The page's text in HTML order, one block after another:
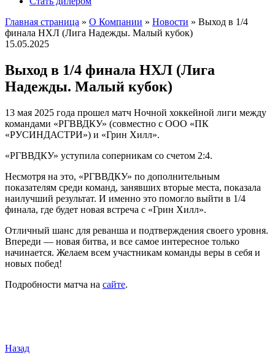
Главная страница » О Компании » Новости » Выход в 1/4
финала НХЛ (Лига Надежды. Малый кубок)
15.05.2025
Выход в 1/4 финала НХЛ (Лига
Надежды. Малый кубок)
13 мая 2025 года прошел матч Ночной хоккейной лиги между
командами «РГВВДКУ» (совместно с ООО «ПК
«РУСИНДАСТРИ») и «Грин Хилл».
«РГВВДКУ» уступила соперникам со счетом 2:4.
Несмотря на это, «РГВВДКУ» по дополнительным
показателям среди команд, занявших вторые места, показала
наилучший результат. И именно это помогло выйти в 1/4
финала, где будет новая встреча с «Грин Хилл».
Отличный шанс для реванша и подтверждения своего уровня.
Впереди — новая битва, и все самое интересное только
начинается. Желаем всем участникам команды веры в себя и
новых побед!
Подробности матча на сайте.
Назад